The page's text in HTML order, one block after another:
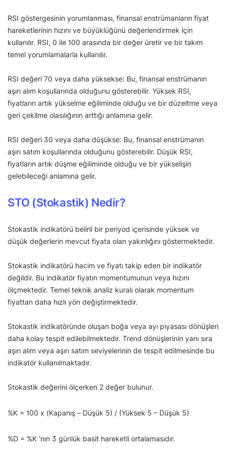
RSI göstergesinin yorumlanması, finansal enstrümanların fiyat
hareketlerinin hızını ve büyüklüğünü değerlendirmek için
kullanılır. RSI, 0 ile 100 arasında bir değer üretir ve bir takım
temel yorumlamalarla kullanılır.
RSI değeri 70 veya daha yüksekse: Bu, finansal enstrümanın
aşırı alım koşullarında olduğunu gösterebilir. Yüksek RSI,
fiyatların artık yükselme eğiliminde olduğu ve bir düzeltme veya
geri çekilme olasılığının arttığı anlamına gelir.
RSI değeri 30 veya daha düşükse: Bu, finansal enstrümanın
aşırı satım koşullarında olduğunu gösterebilir. Düşük RSI,
fiyatların artık düşme eğiliminde olduğu ve bir yükselişin
gelebileceği anlamına gelir.
STO (Stokastik) Nedir?
Stokastik indikatörü belirli bir periyod içerisinde yüksek ve
düşük değerlerin mevcut fiyata olan yakınlığını göstermektedir.
Stokastik indikatörü hacim ve fiyatı takip eden bir indikatör
değildir. Bu indikatör fiyatın momentumunun veya hızını
ölçmektedir. Temel teknik analiz kuralı olarak momentum
fiyattan daha hızlı yön değiştirmektedir.
Stokastik indikatöründe oluşan boğa veya ayı piyasası dönüşleri
daha kolay tespit edilebilmektedir. Trend dönüşlerinin yanı sıra
aşırı alım veya aşırı satım seviyelerinin de tespit edilmesinde bu
indikatör kullanılmaktadır.
Stokastik değerini ölçerken 2 değer bulunur.
%K = 100 x (Kapanış – Düşük 5) / (Yüksek 5 – Düşük 5)
%D = %K ‘nın 3 günlük basit hareketli ortalamasıdır.